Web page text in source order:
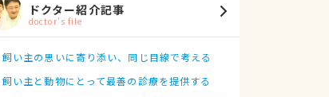
ドクター紹介記事
doctor's file
飼い主の思いに寄り添い、同じ目線で考える
飼い主と動物にとって最善の診療を提供する